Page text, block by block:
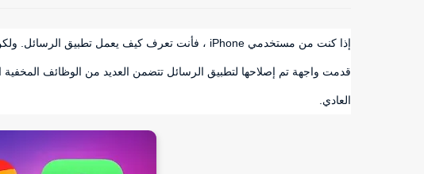
قدمت واجهة تم إصلاحها لتطبيق الرسائل تتضمن العديد من الوظائف
العادي.